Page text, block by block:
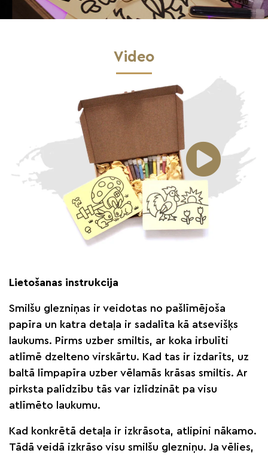
Video
Lietošanas instrukcija
Smilšu glezniņas ir veidotas no pašlīmējoša
papīra un katra detaļa ir sadalīta kā atsevišķs
laukums. Pirms uzber smiltis, ar koka irbulīti
atlīmē dzelteno virskārtu. Kad tas ir izdarīts, uz
baltā līmpapīra uzber vēlamās krāsas smiltis. Ar
pirksta palīdzību tās var izlīdzināt pa visu
atlīmēto laukumu.
Kad konkrētā detaļa ir izkrāsota, atlipini nākamo.
Tādā veidā izkrāso visu smilšu glezniņu. Ja vēlies,